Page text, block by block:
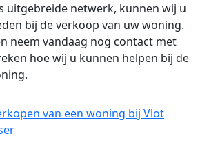
uitgebreide netwerk, kunnen wij u
bij de verkoop van uw woning.
neem vandaag nog contact met
hoe wij u kunnen helpen bij de
van een woning bij Vlot